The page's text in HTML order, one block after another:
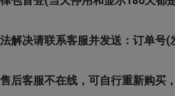
解决请联系客服并发送：订单
客服不在线，可自行重新购买